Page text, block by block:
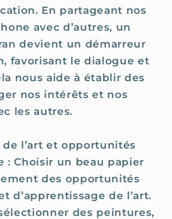
En partageant nos
avec d’autres, un
devient un démarreur
favorisant le dialogue et
nous aide à établir des
nos intérêts et nos
les autres.
l’art et opportunités
: Choisir un beau papier
des opportunités
d’apprentissage de l’art.
des peintures,